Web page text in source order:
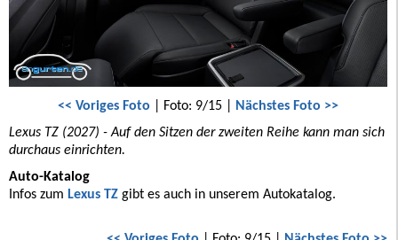
<< Voriges Foto | Foto: 9/15 | Nächstes Foto >>
Lexus TZ (2027) - Auf den Sitzen der zweiten Reihe kann man sich
durchaus einrichten.
Auto-Katalog
Infos zum Lexus TZ gibt es auch in unserem Autokatalog.